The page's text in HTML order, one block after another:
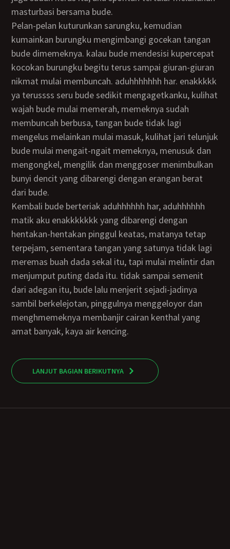
masturbasi bersama bude.
pelan-pelan kuturunkan sarungku, kemudian
kumainkan burungku mengimbangi gocekan tangan
bude dimemeknya. kalau bude mendesisi kupercepat
kocokan burungku begitu terus sampai giuran-giuran
nikmat mulai membuncah. aduhhhhhhh har. enakkkkk
ya terussss seru bude sedikit mengagetkanku, kulihat
wajah bude mulai memerah, memeknya sudah
membuncah berbusa, tangan bude tidak lagi
mengelus melainkan mulai masuk, kulihat jari telunjuk
bude mulai mengait-ngait memeknya, menusuk dan
mengongkel, mengilik dan menggoser menimbulkan
bunyi dencit yang dibarengi dengan erangan berat
dari bude.
Kembali bude berteriak aduhhhhhh har, aduhhhhhh
matik aku enakkkkkkk yang dibarengi dengan
hentakan-hentakan pinggul keatas, matanya tetap
terpejam, sementara tangan yang satunya tidak lagi
meremas buah dada sekal itu, tapi mulai melintir dan
menjumput puting dada itu. tidak sampai semenit
dari adegan itu, bude lalu menjerit sejadi-jadinya
sambil berkelejotan, pinggulnya menggeloyor dan
menghmemeknya membanjir cairan kenthal yang
amat banyak, kaya air kencing.
LANJUT BAGIAN BERIKUTNYA